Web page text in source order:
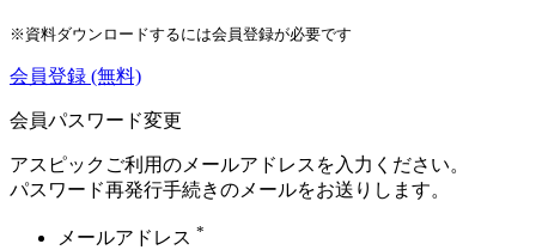
※資料ダウンロードするには会員登録が必要です
会員登録 (無料)
会員パスワード変更
アスピックご利用のメールアドレスを入力ください。
パスワード再発行手続きのメールをお送りします。
メールアドレス *